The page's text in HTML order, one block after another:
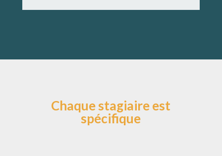
Chaque stagiaire est
spécifique